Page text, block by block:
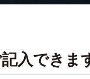
入できま